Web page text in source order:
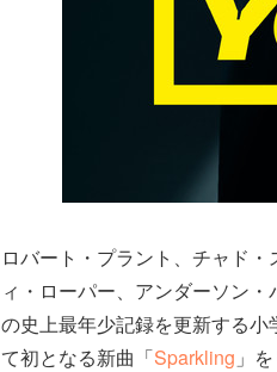
ロバート・プラント、チャド
ィ・ローパー、アンダーソン
の史上最年少記録を更新する
て初となる新曲「Sparkling 」